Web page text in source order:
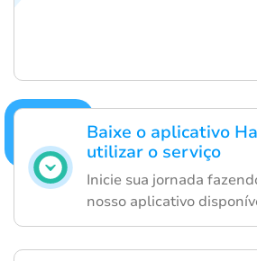
Baixe o aplicativo
utilizar o serviço
Inicie sua jornada
nosso aplicativo